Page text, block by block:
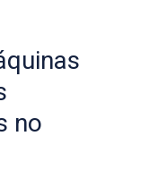
no